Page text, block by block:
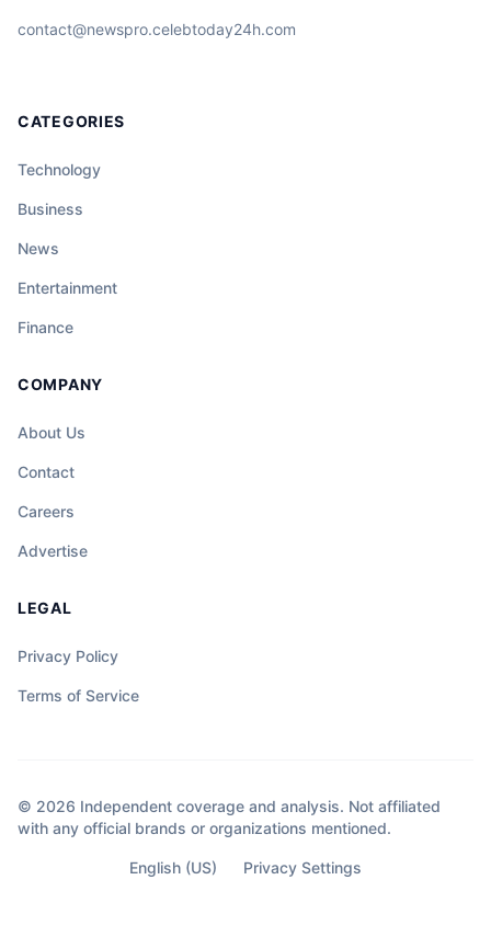
contact@newspro.celebtoday24h.com
CATEGORIES
Technology
Business
News
Entertainment
Finance
COMPANY
About Us
Contact
Careers
Advertise
LEGAL
Privacy Policy
Terms of Service
© 2026 Independent coverage and analysis. Not affiliated
with any official brands or organizations mentioned.
English (US) Privacy Settings